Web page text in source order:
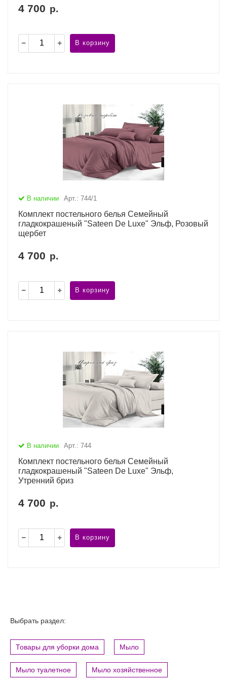
4 700 р.
В корзину
В наличии Арт.: 744/1
Комплект постельного белья Семейный
гладкокрашеный "Sateen De Luxe" Эльф, Розовый
щербет
4 700 р.
В корзину
В наличии Арт.: 744
Комплект постельного белья Семейный
гладкокрашеный "Sateen De Luxe" Эльф,
Утренний бриз
4 700 р.
В корзину
Выбрать раздел:
Товары для уборки дома Мыло
Мыло туалетное Мыло хозяйственное